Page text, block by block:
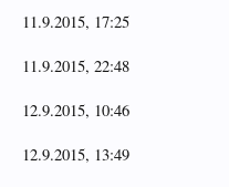
11.9.2015, 17:25
11.9.2015, 22:48
12.9.2015, 10:46
12.9.2015, 13:49